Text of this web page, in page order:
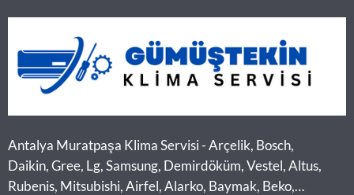
Antalya Muratpaşa Klima Servisi - Arçelik, Bosch,
Daikin, Gree, Lg, Samsung, Demirdöküm, Vestel, Altus,
Rubenis, Mitsubishi, Airfel, Alarko, Baymak, Beko,